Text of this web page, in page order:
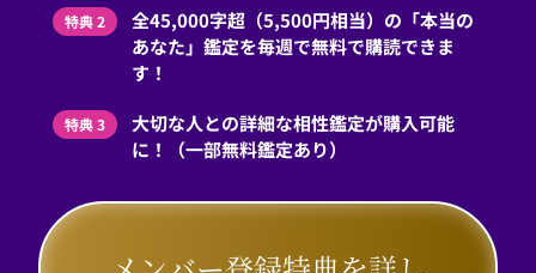
特典 2
全45,000字超（5,500円相当）の「本当の
あなた」鑑定を毎週で無料で購読できま
す！
特典 3
大切な人との詳細な相性鑑定が購入可能
に！（一部無料鑑定あり）